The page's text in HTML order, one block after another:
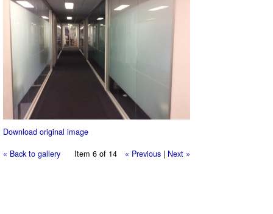
Download original image
« Back to gallery
Item 6 of 14 « Previous| Next »